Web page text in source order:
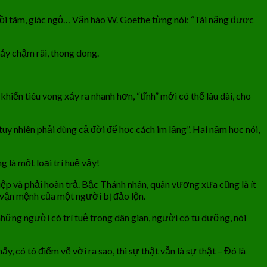
giác ngộ… Văn hào W. Goethe từng nói: “Tài năng được
chậm rãi, thong dong.
tiêu vong xảy ra nhanh hơn, “tĩnh” mới có thể lâu dài, cho
phải dùng cả đời để học cách im lặng”. Hai năm học nói,
là một loại trí huệ vậy!
và phải hoàn trả. Bậc Thánh nhân, quân vương xưa cũng là ít
mệnh của một người bị đảo lộn.
người có trí tuệ trong dân gian, người có tu dưỡng, nói
có tô điểm vẽ vời ra sao, thì sự thật vẫn là sự thật – Đó là